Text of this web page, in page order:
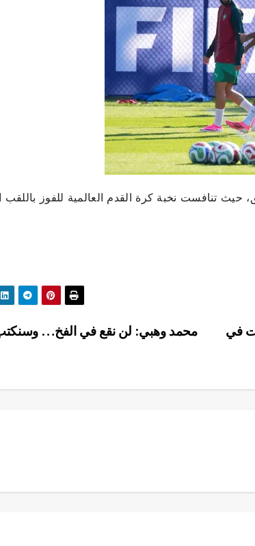
محمد وهبي: لن نقع في الفخ… وسنكتب
10 منتخبات في